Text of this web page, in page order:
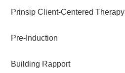
Prinsip Client-Centered Therapy
Pre-Induction
Building Rapport